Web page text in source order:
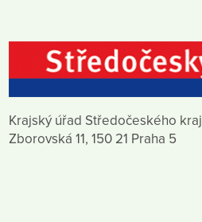
Krajský úřad Středočeského
Zborovská 11, 150 21 Praha 5